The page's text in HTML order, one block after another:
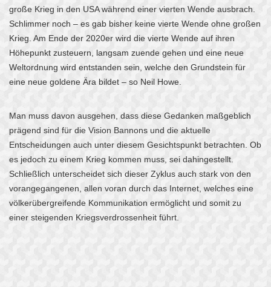
große Krieg in den USA während einer vierten Wende ausbrach.
Schlimmer noch – es gab bisher keine vierte Wende ohne großen
Krieg. Am Ende der 2020er wird die vierte Wende auf ihren
Höhepunkt zusteuern, langsam zuende gehen und eine neue
Weltordnung wird entstanden sein, welche den Grundstein für
eine neue goldene Ära bildet – so Neil Howe.
Man muss davon ausgehen, dass diese Gedanken maßgeblich
prägend sind für die Vision Bannons und die aktuelle
Entscheidungen auch unter diesem Gesichtspunkt betrachten. Ob
es jedoch zu einem Krieg kommen muss, sei dahingestellt.
Schließlich unterscheidet sich dieser Zyklus auch stark von den
vorangegangenen, allen voran durch das Internet, welches eine
völkerübergreifende Kommunikation ermöglicht und somit zu
einer steigenden Kriegsverdrossenheit führt.